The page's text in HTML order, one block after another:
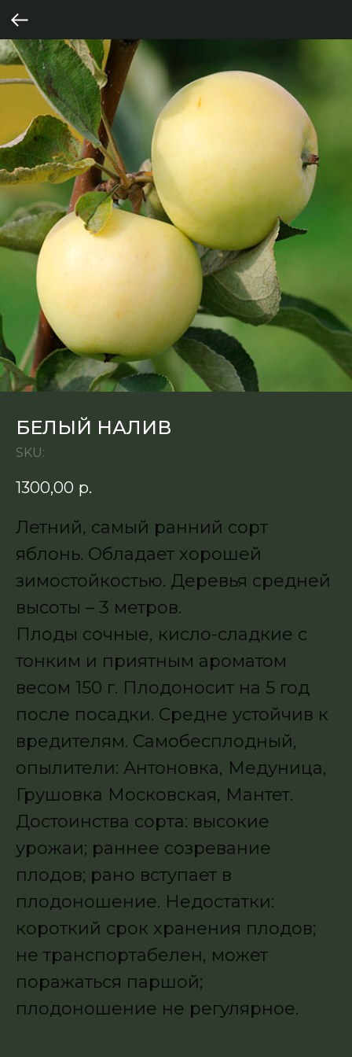
БЕЛЫЙ НАЛИВ
SKU:
1300,00 р.
Летний, самый ранний сорт
яблонь. Обладает хорошей
зимостойкостью. Деревья средней
высоты – 3 метров.
Плоды сочные, кисло-сладкие с
тонким и приятным ароматом
весом 150 г. Плодоносит на 5 год
после посадки. Средне устойчив к
вредителям. Самобесплодный,
опылители: Антоновка, Медуница,
Грушовка Московская, Мантет.
Достоинства сорта: высокие
урожаи; раннее созревание
плодов; рано вступает в
плодоношение. Недостатки:
короткий срок хранения плодов;
не транспортабелен, может
поражаться паршой;
плодоношение не регулярное.